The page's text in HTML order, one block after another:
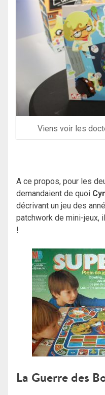
Viens voir les
A ce propos, pour les
demandaient de quoi
décrivant un jeu des
patchwork de mini-jeux,
!
La Guerre des